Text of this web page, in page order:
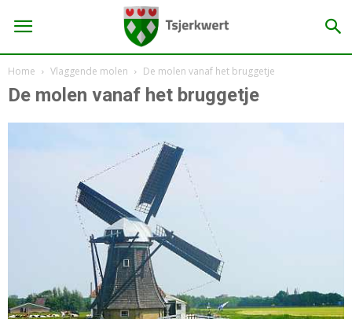
Home Vlaggende molen De molen vanaf het bruggetje
De molen vanaf het bruggetje